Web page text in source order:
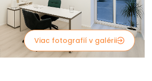
Viac fotografií v galérii